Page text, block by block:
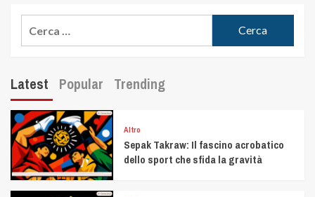
Latest Popular Trending
Altro
Sepak Takraw: Il fascino acrobatico
dello sport che sfida la gravità